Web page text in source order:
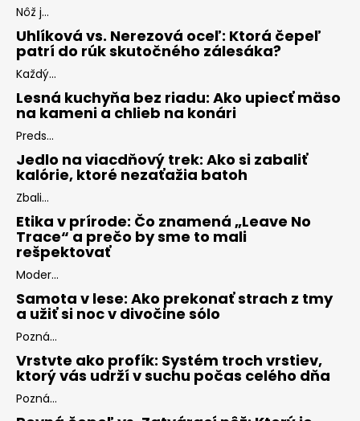
Nôž j...
Uhlíková vs. Nerezová oceľ: Ktorá čepeľ
patrí do rúk skutočného zálesáka?
Každý...
Lesná kuchyňa bez riadu: Ako upiecť mäso
na kameni a chlieb na konári
Preds...
Jedlo na viacdňový trek: Ako si zabaliť
kalórie, ktoré nezaťažia batoh
Zbali...
Etika v prírode: Čo znamená „Leave No
Trace“ a prečo by sme to mali
rešpektovať
Moder...
Samota v lese: Ako prekonať strach z tmy
a užiť si noc v divočine sólo
Pozná...
Vrstvte ako profík: Systém troch vrstiev,
ktorý vás udrží v suchu počas celého dňa
Pozná...